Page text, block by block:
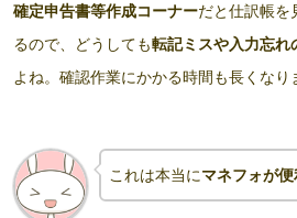
確定申告書等作成コーナーだと仕訳帳を
るので、どうしても転記ミスや入力忘れ
よね。確認作業にかかる時間も長くなり
これは本当にマネフォが便